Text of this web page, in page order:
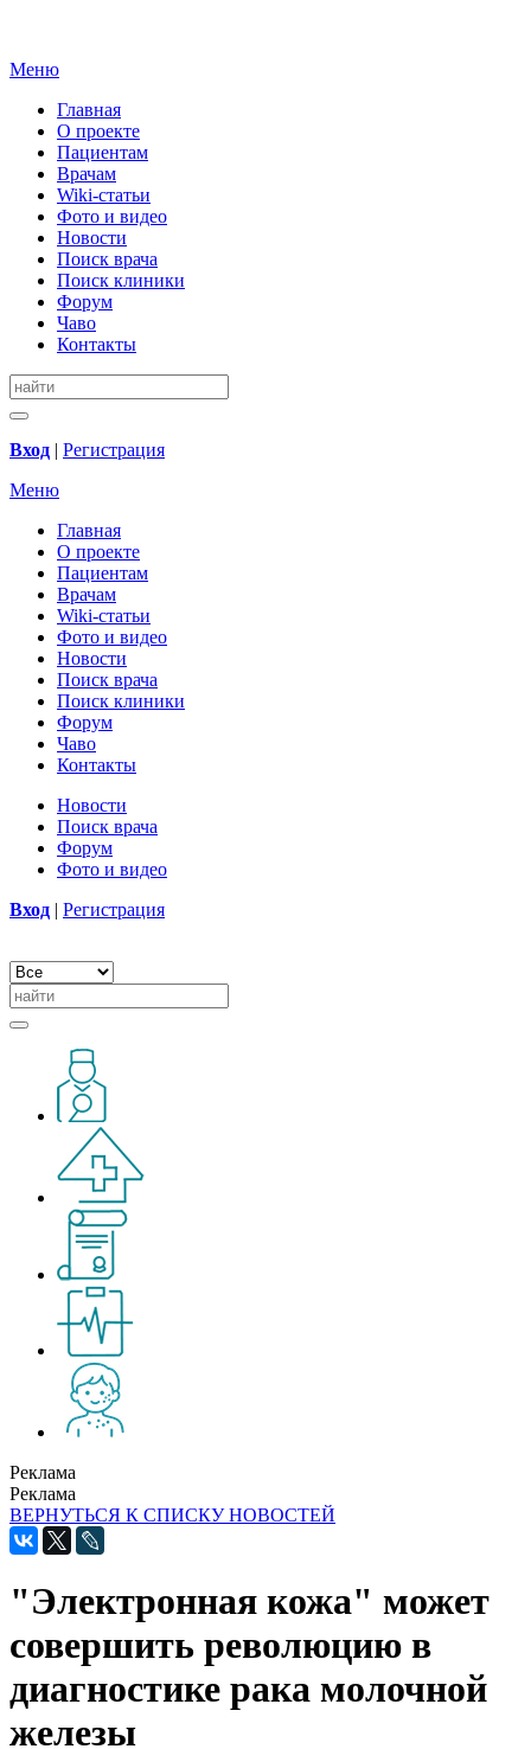
Меню
Главная
О проекте
Пациентам
Врачам
Wiki-статьи
Фото и видео
Новости
Поиск врача
Поиск клиники
Форум
Чаво
Контакты
Вход | Регистрация
Меню
Главная
О проекте
Пациентам
Врачам
Wiki-статьи
Фото и видео
Новости
Поиск врача
Поиск клиники
Форум
Чаво
Контакты
Новости
Поиск врача
Форум
Фото и видео
Вход | Регистрация
Реклама
Реклама
ВЕРНУТЬСЯ К СПИСКУ НОВОСТЕЙ
"Электронная кожа" может
совершить революцию в
диагностике рака молочной
железы